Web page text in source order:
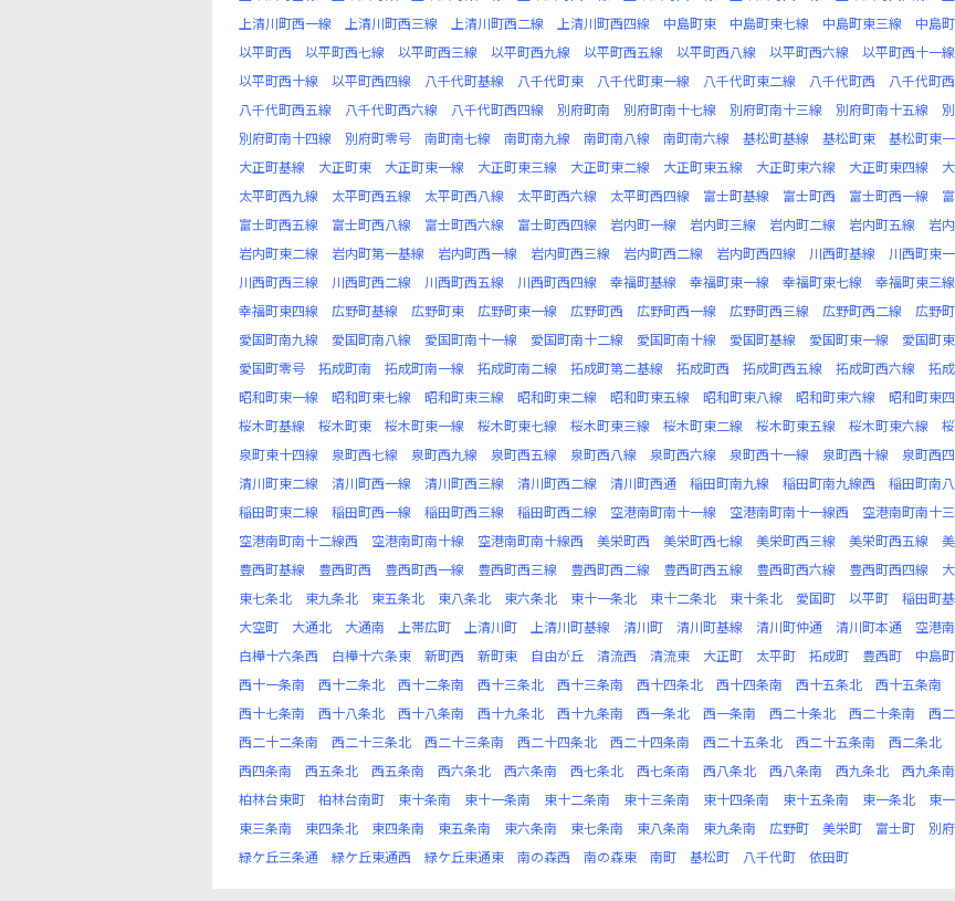
上清川町西一線
上清川町西三線 上清川町西二線 上清川町西四線 中島町東 中島町東七線 中島町東三線 中島
以平町西
以平町西七線 以平町西三線 以平町西九線 以平町西五線 以平町西八線 以平町西六線 以平町西十一線
以平町西十線
以平町西四線 八千代町基線 八千代町東 八千代町東一線 八千代町東二線 八千代町西 八千代町
八千代町西五線
八千代町西六線 八千代町西四線 別府町南 別府町南十七線 別府町南十三線 別府町南十五線
別府町南十四線
別府町零号 南町南七線 南町南九線 南町南八線 南町南六線 基松町基線 基松町東 基松町東
大正町基線
大正町東 大正町東一線 大正町東三線 大正町東二線 大正町東五線 大正町東六線 大正町東四線
太平町西九線
太平町西五線 太平町西八線 太平町西六線 太平町西四線 富士町基線 富士町西 富士町西一線
富士町西五線
富士町西八線 富士町西六線 富士町西四線 岩内町一線 岩内町三線 岩内町二線 岩内町五線 岩
岩内町東二線
岩内町第一基線 岩内町西一線 岩内町西三線 岩内町西二線 岩内町西四線 川西町基線 川西町東
川西町西三線
川西町西二線 川西町西五線 川西町西四線 幸福町基線 幸福町東一線 幸福町東七線 幸福町東三線
幸福町東四線
広野町基線 広野町東 広野町東一線 広野町西 広野町西一線 広野町西三線 広野町西二線 広野
愛国町南九線
愛国町南八線 愛国町南十一線 愛国町南十二線 愛国町南十線 愛国町基線 愛国町東一線 愛国町
愛国町零号
拓成町南 拓成町南一線 拓成町南二線 拓成町第二基線 拓成町西 拓成町西五線 拓成町西六線 拓
昭和町東一線
昭和町東七線 昭和町東三線 昭和町東二線 昭和町東五線 昭和町東八線 昭和町東六線 昭和町東
桜木町基線
桜木町東 桜木町東一線 桜木町東七線 桜木町東三線 桜木町東二線 桜木町東五線 桜木町東六線
泉町東十四線
泉町西七線 泉町西九線 泉町西五線 泉町西八線 泉町西六線 泉町西十一線 泉町西十線 泉町西
清川町東二線
清川町西一線 清川町西三線 清川町西二線 清川町西通 稲田町南九線 稲田町南九線西 稲田町南
稲田町東二線
稲田町西一線 稲田町西三線 稲田町西二線 空港南町南十一線 空港南町南十一線西 空港南町南十
空港南町南十二線西
空港南町南十線 空港南町南十線西 美栄町西 美栄町西七線 美栄町西三線 美栄町西五線
豊西町基線
豊西町西 豊西町西一線 豊西町西三線 豊西町西二線 豊西町西五線 豊西町西六線 豊西町西四線
東七条北
東九条北 東五条北 東八条北 東六条北 東十一条北 東十二条北 東十条北 愛国町 以平町 稲田町
大空町
大通北 大通南 上帯広町 上清川町 上清川町基線 清川町 清川町基線 清川町仲通 清川町本通 空港
白樺十六条西
白樺十六条東 新町西 新町東 自由が丘 清流西 清流東 大正町 太平町 拓成町 豊西町 中島町
西十一条南
西十二条北 西十二条南 西十三条北 西十三条南 西十四条北 西十四条南 西十五条北 西十五条南
西十七条南
西十八条北 西十八条南 西十九条北 西十九条南 西一条北 西一条南 西二十条北 西二十条南 西
西二十二条南
西二十三条北 西二十三条南 西二十四条北 西二十四条南 西二十五条北 西二十五条南 西二条北
西四条南
西五条北 西五条南 西六条北 西六条南 西七条北 西七条南 西八条北 西八条南 西九条北 西九条南
柏林台東町
柏林台南町 東十条南 東十一条南 東十二条南 東十三条南 東十四条南 東十五条南 東一条北 東
東三条南
東四条北 東四条南 東五条南 東六条南 東七条南 東八条南 東九条南 広野町 美栄町 富士町 別
緑ケ丘三条通
緑ケ丘東通西 緑ケ丘東通東 南の森西 南の森東 南町 基松町 八千代町 依田町